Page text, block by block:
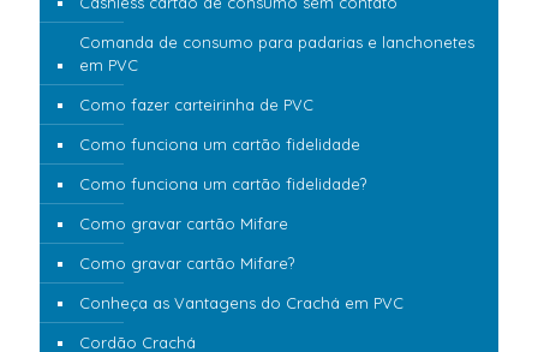
Comanda de consumo para padarias e lanchonetes
em PVC
Como fazer carteirinha de PVC
Como funciona um cartão fidelidade
Como funciona um cartão fidelidade?
Como gravar cartão Mifare
Como gravar cartão Mifare?
Conheça as Vantagens do Crachá em PVC
Cordão Crachá